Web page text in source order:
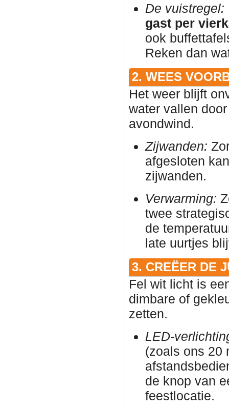
De vuistregel:
gast per
ook
Reken dan
2. WEES
Het weer blijft
water vallen
avondwind.
Zijwanden:
afgesloten
zijwanden.
Verwarming:
twee
de
late uurtjes
3. CREËER DE
Fel wit licht is
dimbare of
zetten.
LED-
(zoals ons 20
de knop van
feestlocatie.